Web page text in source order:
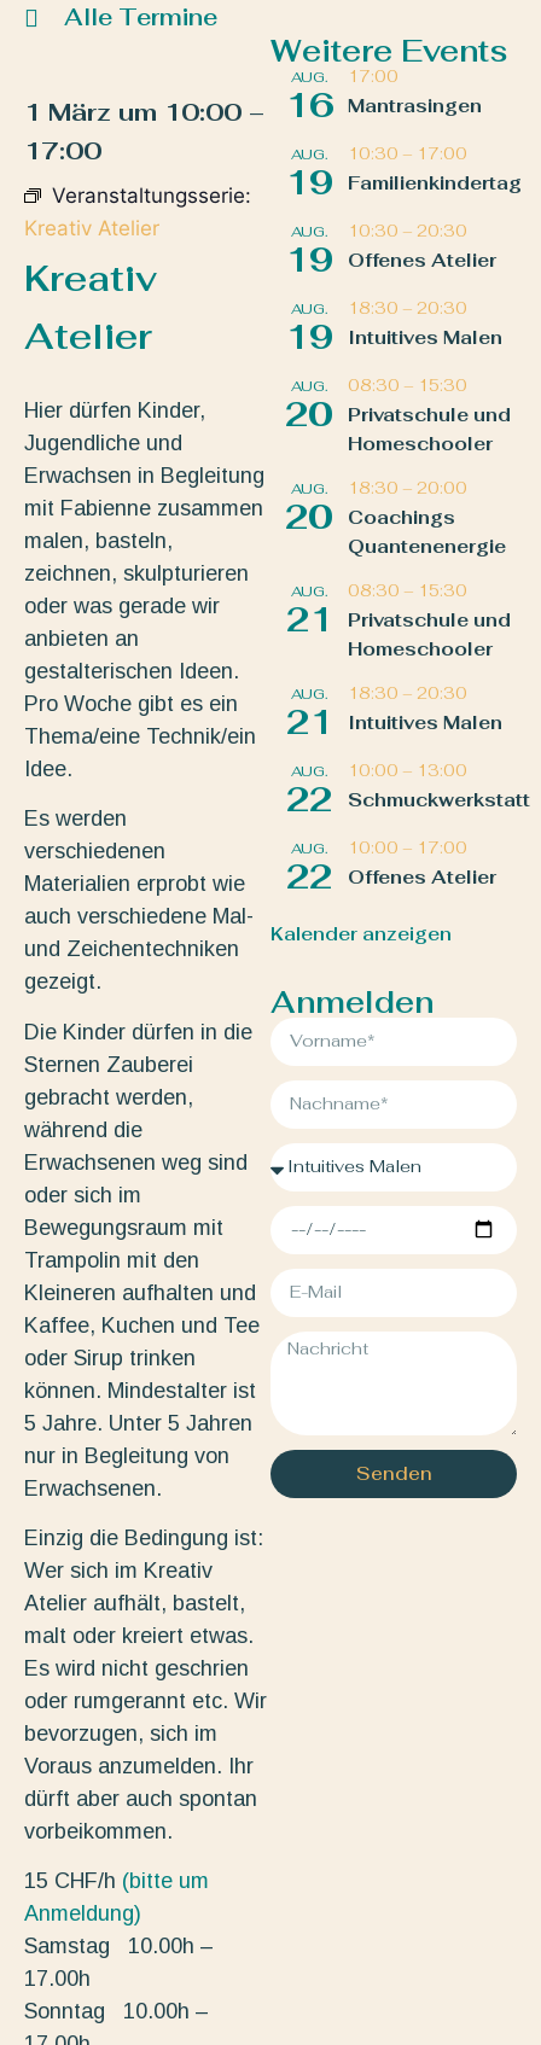
Alle Termine
1 März um 10:00 –
17:00
Veranstaltungsserie:
Kreativ Atelier
Kreativ
Atelier
Hier dürfen Kinder,
Jugendliche und
Erwachsen in Begleitung
mit Fabienne zusammen
malen, basteln,
zeichnen, skulpturieren
oder was gerade wir
anbieten an
gestalterischen Ideen.
Pro Woche gibt es ein
Thema/eine Technik/ein
Idee.
Es werden
verschiedenen
Materialien erprobt wie
auch verschiedene Mal-
und Zeichentechniken
gezeigt.
Die Kinder dürfen in die
Sternen Zauberei
gebracht werden,
während die
Erwachsenen weg sind
oder sich im
Bewegungsraum mit
Trampolin mit den
Kleineren aufhalten und
Kaffee, Kuchen und Tee
oder Sirup trinken
können. Mindestalter ist
5 Jahre. Unter 5 Jahren
nur in Begleitung von
Erwachsenen.
Einzig die Bedingung ist:
Wer sich im Kreativ
Atelier aufhält, bastelt,
malt oder kreiert etwas.
Es wird nicht geschrien
oder rumgerannt etc. Wir
bevorzugen, sich im
Voraus anzumelden. Ihr
dürft aber auch spontan
vorbeikommen.
15 CHF/h (bitte um
Anmeldung)
Samstag 10.00h –
17.00h
Sonntag 10.00h –
Weitere Events
AUG.
16
17:00
Mantrasingen
AUG.
19
10:30 – 17:00
Familienkindertag
AUG.
19
10:30 – 20:30
Offenes Atelier
AUG.
19
18:30 – 20:30
Intuitives Malen
AUG.
20
08:30 – 15:30
Privatschule und
Homeschooler
AUG.
20
18:30 – 20:00
Coachings
Quantenenergie
AUG.
21
08:30 – 15:30
Privatschule und
Homeschooler
AUG.
21
18:30 – 20:30
Intuitives Malen
AUG.
22
10:00 – 13:00
Schmuckwerkstatt
AUG.
22
10:00 – 17:00
Offenes Atelier
Kalender anzeigen
Anmelden
Senden